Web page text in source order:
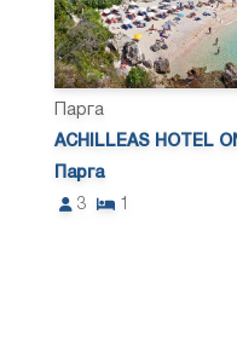
Парга
ACHILLEAS HOTEL
Парга
3
1